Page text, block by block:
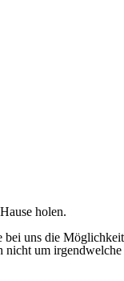
holen.
bei uns die Möglichkeit
nicht um irgendwelche